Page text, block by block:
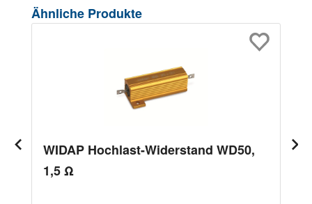
Produktgalerie überspringen
Ähnliche Produkte
WIDAP Hochlast-Widerstand WD50,
1,5 Ω